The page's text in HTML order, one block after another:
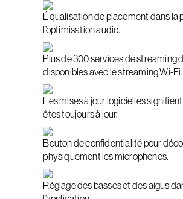
Équalisation de placement dans la
l’optimisation audio.
Plus de 300 services de streaming
disponibles avec le streaming Wi-Fi.
Les mises à jour logicielles
êtes toujours à jour.
Bouton de confidentialité pour
physiquement les microphones.
Réglage des basses et des aigus